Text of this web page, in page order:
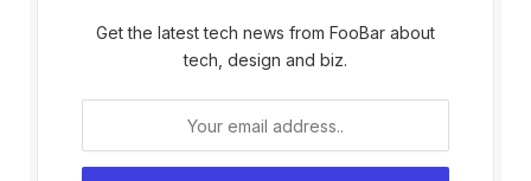
Get the latest tech news from FooBar about
tech, design and biz.